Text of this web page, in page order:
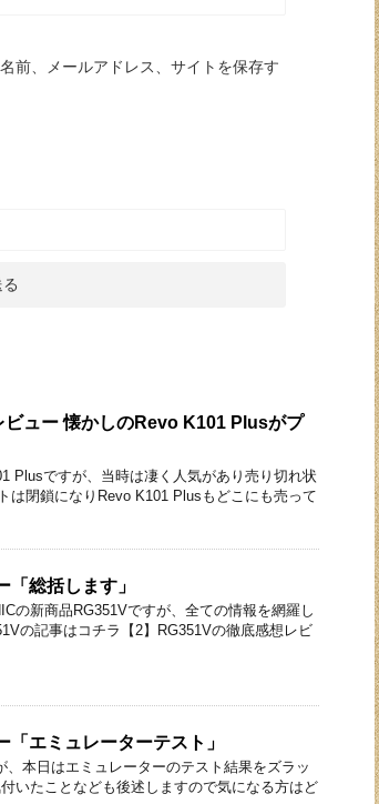
前、メールアドレス、サイトを保存す
ュー 懐かしのRevo K101 Plusがプ
Plusですが、当時は凄く人気があり売り切れ状
は閉鎖になりRevo K101 Plusもどこにも売って
「総括します」
の新商品RG351Vですが、全ての情報を網羅し
の記事はコチラ【2】RG351Vの徹底感想レビ
「エミュレーターテスト」
本日はエミュレーターのテスト結果をズラッ
いたことなども後述しますので気になる方はど